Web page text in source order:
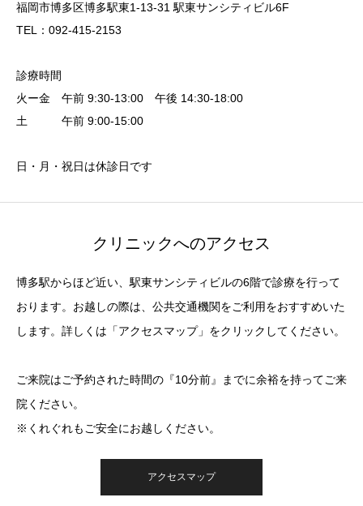
福岡市博多区博多駅東1-13-31 駅東サンシティビル6F
TEL：092-415-2153
診療時間
火ー金 午前 9:30-13:00 午後 14:30-18:00
土 午前 9:00-15:00
日・月・祝日は休診日です
クリニックへのアクセス
博多駅からほど近い、駅東サンシティビルの6階で診療を行って
おります。お越しの際は、公共交通機関をご利用をおすすめいた
します。詳しくは「アクセスマップ」をクリックしてください。
ご来院はご予約された時間の『10分前』までに余裕を持ってご来
院ください。
※くれぐれもご安全にお越しください。
アクセスマップ